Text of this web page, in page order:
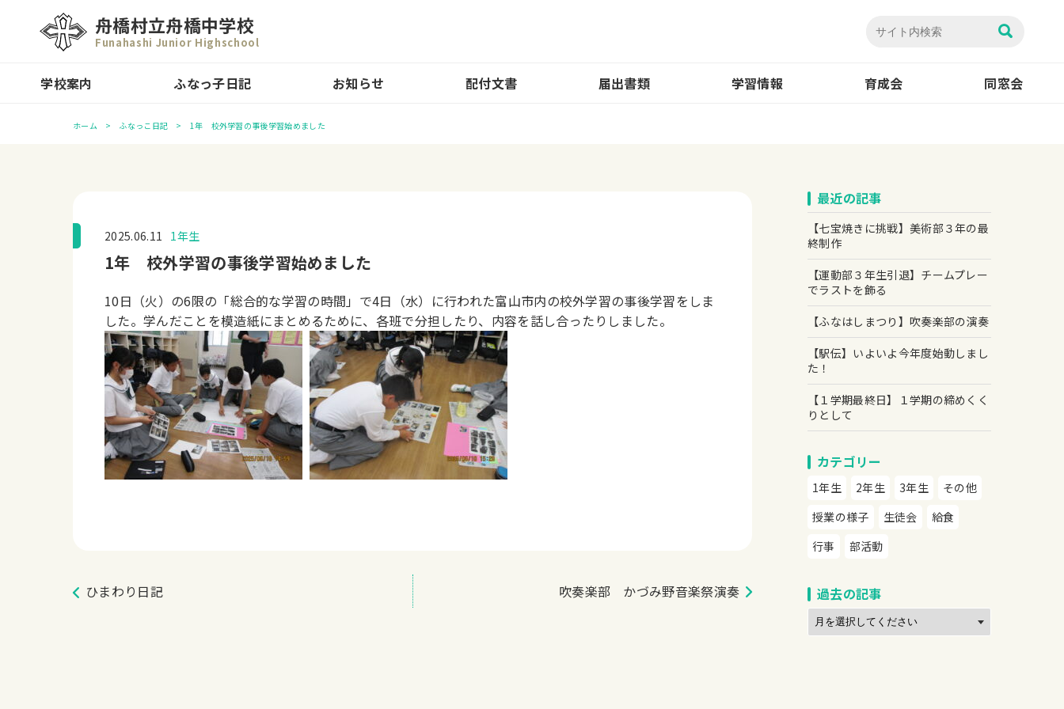
舟橋村立舟橋中学校
Funahashi Junior Highschool
学校案内 ふなっ子日記 お知らせ 配付文書 届出書類 学習情報 育成会 同窓会
ホーム ふなっこ日記 1年 校外学習の事後学習始めました
2025.06.11 1年生
1年 校外学習の事後学習始めました
10日（火）の6限の「総合的な学習の時間」で4日（水）に行われた富山市内の校外学習の事後学習をしま
した。学んだことを模造紙にまとめるために、各班で分担したり、内容を話し合ったりしました。
ひまわり日記 吹奏楽部 かづみ野音楽祭演奏
最近の記事
【七宝焼きに挑戦】美術部３年の最
終制作
【運動部３年生引退】チームプレー
でラストを飾る
【ふなはしまつり】吹奏楽部の演奏
【駅伝】いよいよ今年度始動しまし
た！
【１学期最終日】１学期の締めくく
りとして
カテゴリー
1年生 2年生 3年生
その他
授業の様子
生徒会
給食
行事
部活動
過去の記事